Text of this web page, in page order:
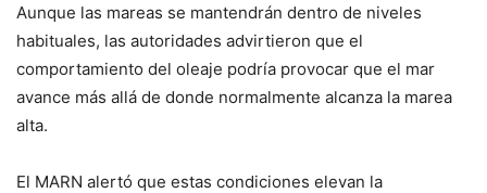
Aunque las mareas se mantendrán dentro de niveles
habituales, las autoridades advirtieron que el
comportamiento del oleaje podría provocar que el mar
avance más allá de donde normalmente alcanza la marea
alta.
El MARN alertó que estas condiciones elevan la